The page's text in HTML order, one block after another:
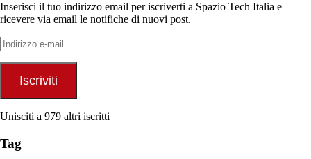
Inserisci il tuo indirizzo email per iscriverti a Spazio Tech Italia e
ricevere via email le notifiche di nuovi post.
Indirizzo
e-
mail
Iscriviti
Unisciti a 979 altri iscritti
Tag